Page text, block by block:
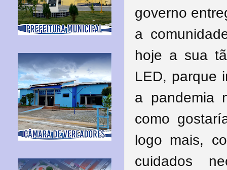
governo
a
hoje a sua
LED, parque
a pandemia
como
logo mais,
cuidados